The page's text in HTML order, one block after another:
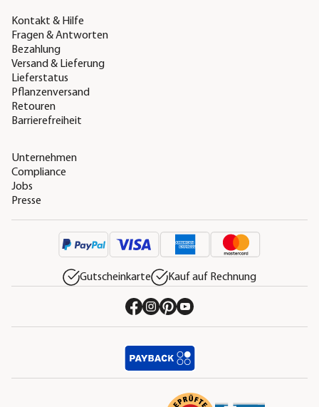
Kontakt & Hilfe
Fragen & Antworten
Bezahlung
Versand & Lieferung
Lieferstatus
Pflanzenversand
Retouren
Barrierefreiheit
Unternehmen
Compliance
Jobs
Presse
Gutscheinkarte Kauf auf Rechnung